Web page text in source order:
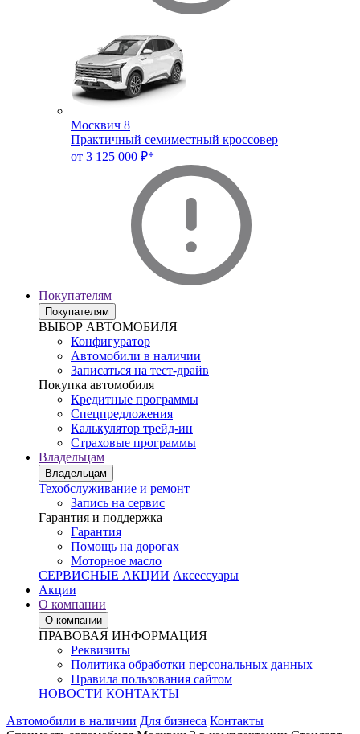
Москвич 8
Практичный семиместный кроссовер
от 3 125 000 ₽*
Покупателям
Покупателям
ВЫБОР АВТОМОБИЛЯ
Конфигуратор
Автомобили в наличии
Записаться на тест-драйв
Покупка автомобиля
Кредитные программы
Спецпредложения
Калькулятор трейд-ин
Страховые программы
Владельцам
Владельцам
Техобслуживание и ремонт
Запись на сервис
Гарантия и поддержка
Гарантия
Помощь на дорогах
Моторное масло
СЕРВИСНЫЕ АКЦИИ Аксессуары
Акции
О компании
О компании
ПРАВОВАЯ ИНФОРМАЦИЯ
Реквизиты
Политика обработки персональных данных
Правила пользования сайтом
НОВОСТИ КОНТАКТЫ
Автомобили в наличии Для бизнеса Контакты